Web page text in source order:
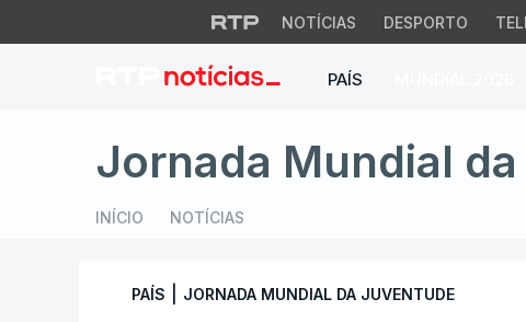
NOTÍCIAS DESPORTO
PAÍS
Américo Aguiar
Jornada Mundial
INÍCIO NOTÍCIAS
PAÍS JORNADA MUNDIAL DA JUVENTUDE